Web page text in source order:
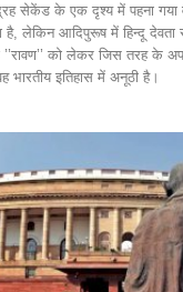
सेकेंड के एक दृश्‍य में पहना गया
लेकिन आदिपुरूष में हिन्दू देवता
को लेकर जिस तरह के
भारतीय इतिहास में अनूठी है।